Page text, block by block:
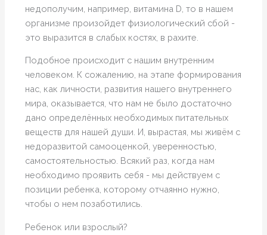
недополучим, например, витамина D, то в нашем
организме произойдет физиологический сбой -
это выразится в слабых костях, в рахите.
Подобное происходит с нашим внутренним
человеком. К сожалению, на этапе формирования
нас, как личности, развития нашего внутреннего
мира, оказывается, что нам не было достаточно
дано определённых необходимых питательных
веществ для нашей души. И, вырастая, мы живём с
недоразвитой самооценкой, уверенностью,
самостоятельностью. Всякий раз, когда нам
необходимо проявить себя - мы действуем с
позиции ребенка, которому отчаянно нужно,
чтобы о нем позаботились.
Ребенок или взрослый?